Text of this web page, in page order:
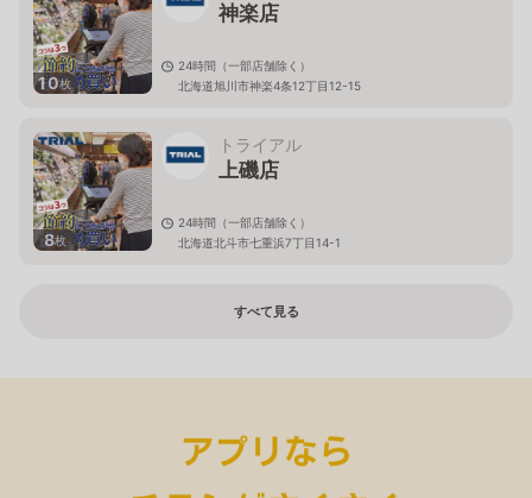
10枚
神楽店
24時間（一部店舗除く）
北海道旭川市神楽4条12丁目12-15
8枚
トライアル
上磯店
24時間（一部店舗除く）
北海道北斗市七重浜7丁目14-1
すべて見る